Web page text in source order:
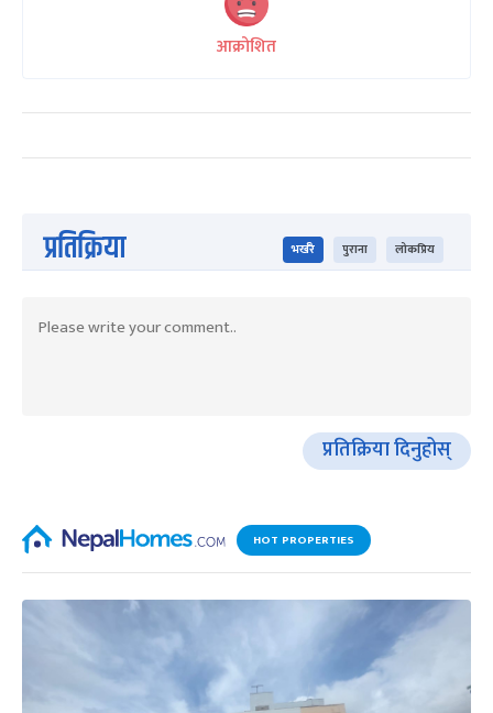
आक्रोशित
प्रतिक्रिया भर्खरै पुराना लोकप्रिय
प्रतिक्रिया दिनुहोस्
HOT PROPERTIES